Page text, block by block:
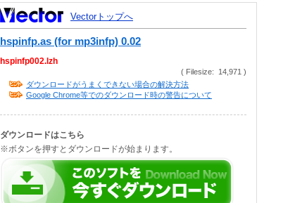
Vectorトップへ
hspinfp.as (for mp3infp) 0.02
hspinfp002.lzh
( Filesize: 14,971 )
ダウンロードがうまくできない場合の解決方法
Google Chrome等でのダウンロード時の警告について
ダウンロードはこちら
※ボタンを押すとダウンロードが始まります。